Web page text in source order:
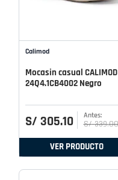
Calimod
Mocasin casual CALIMOD
24Q4.1CB4002 Negro
S/ 305.10 S/ 339.00
VER PRODUCTO